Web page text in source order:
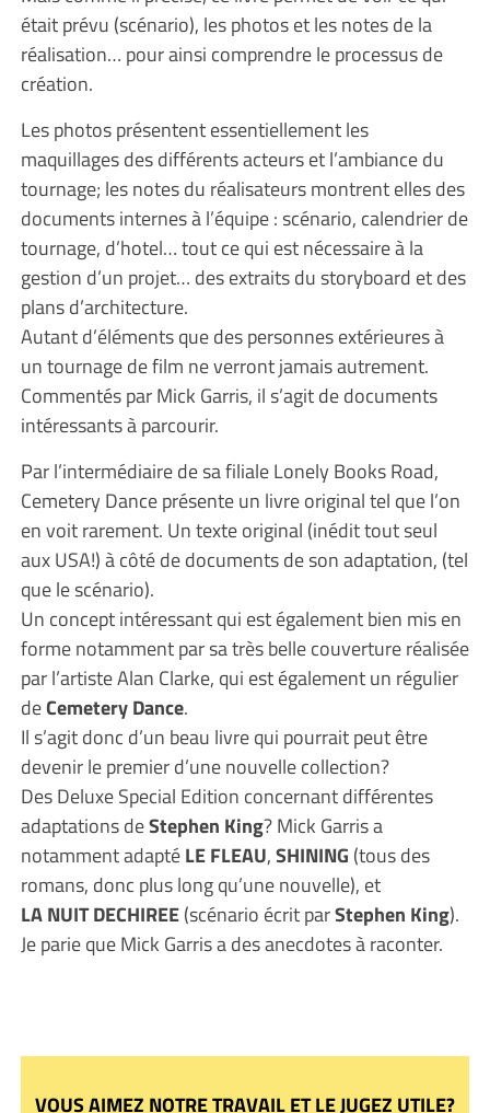
était prévu (scénario), les photos et les notes de la
réalisation… pour ainsi comprendre le processus de
création.
Les photos présentent essentiellement les
maquillages des différents acteurs et l’ambiance du
tournage; les notes du réalisateurs montrent elles des
documents internes à l’équipe : scénario, calendrier de
tournage, d’hotel… tout ce qui est nécessaire à la
gestion d’un projet… des extraits du storyboard et des
plans d’architecture.
Autant d’éléments que des personnes extérieures à
un tournage de film ne verront jamais autrement.
Commentés par Mick Garris, il s’agit de documents
intéressants à parcourir.
Par l’intermédiaire de sa filiale Lonely Books Road,
Cemetery Dance présente un livre original tel que l’on
en voit rarement. Un texte original (inédit tout seul
aux USA!) à côté de documents de son adaptation, (tel
que le scénario).
Un concept intéressant qui est également bien mis en
forme notamment par sa très belle couverture réalisée
par l’artiste Alan Clarke, qui est également un régulier
deCemetery Dance.
Il s’agit donc d’un beau livre qui pourrait peut être
devenir le premier d’une nouvelle collection?
Des Deluxe Special Edition concernant différentes
adaptations deStephen King? Mick Garris a
notamment adaptéLE FLEAU,SHINING (tous des
romans, donc plus long qu’une nouvelle), et
LA NUIT DECHIREE(scénario écrit parStephen King).
Je parie que Mick Garris a des anecdotes à raconter.
VOUS AIMEZ NOTRE TRAVAIL ET LE JUGEZ UTILE?